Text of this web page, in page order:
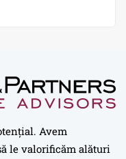
Avem
le valorificăm alături